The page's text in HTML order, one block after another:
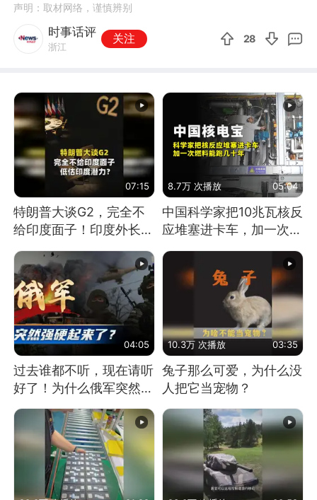
声明：取材网络，谨慎辨别
时事话评
浙江
关注 28
07:15
特朗普大谈G2，完全不
给印度面子！印度外长：
8.7万 次播放 05:04
中国科学家把10兆瓦核反
应堆塞进卡车，加一次燃
04:05
过去谁都不听，现在请听
好了！为什么俄军突然强
硬起来了？
10.3万 次播放 03:35
兔子那么可爱，为什么没
人把它当宠物？